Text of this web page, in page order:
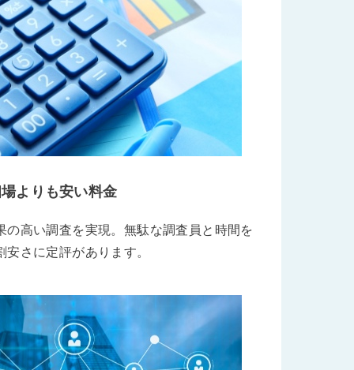
よりも安い料金
の高い調査を実現。無駄な調査員と時間を
さに定評があります。